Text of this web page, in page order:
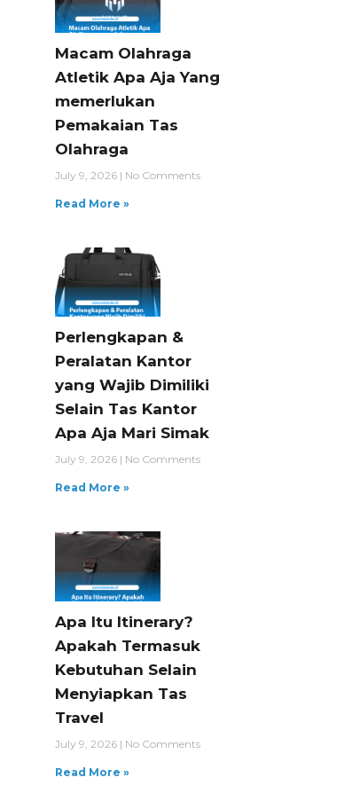
Macam Olahraga
Atletik Apa Aja Yang
memerlukan
Pemakaian Tas
Olahraga
July 9, 2026 No Comments
Read More »
Perlengkapan &
Peralatan Kantor
yang Wajib Dimiliki
Selain Tas Kantor
Apa Aja Mari Simak
July 9, 2026 No Comments
Read More »
Apa Itu Itinerary?
Apakah Termasuk
Kebutuhan Selain
Menyiapkan Tas
Travel
July 9, 2026 No Comments
Read More »